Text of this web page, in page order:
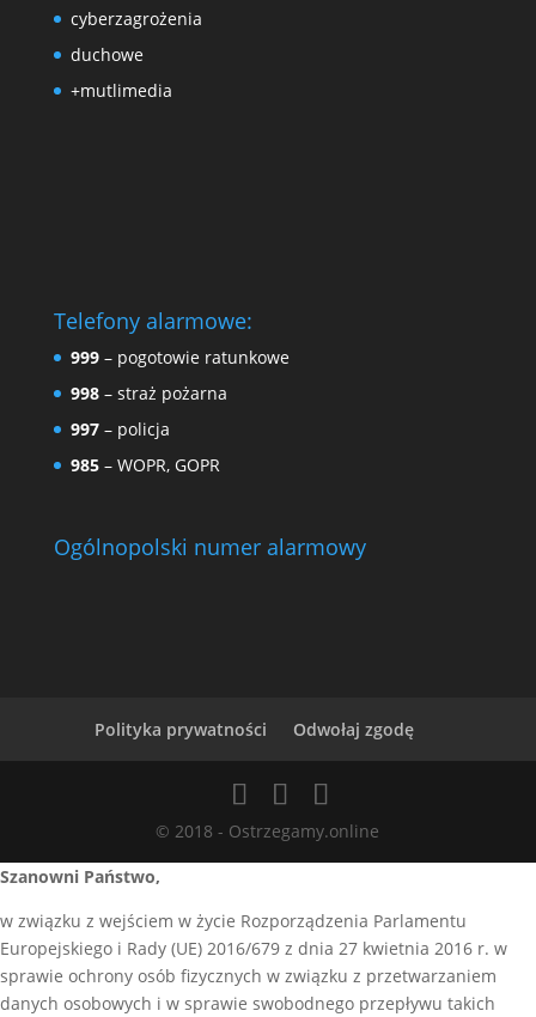
cyberzagrożenia
duchowe
+mutlimedia
Telefony alarmowe:
999– pogotowie ratunkowe
998– straż pożarna
997– policja
985– WOPR, GOPR
Ogólnopolski numer alarmowy
Polityka prywatności Odwołaj zgodę
© 2018 - Ostrzegamy.online
Szanowni Państwo,
w związku z wejściem w życie Rozporządzenia Parlamentu
Europejskiego i Rady (UE) 2016/679 z dnia 27 kwietnia 2016 r. w
sprawie ochrony osób fizycznych w związku z przetwarzaniem
danych osobowych i w sprawie swobodnego przepływu takich